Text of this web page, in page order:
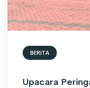
BERITA
Upacara